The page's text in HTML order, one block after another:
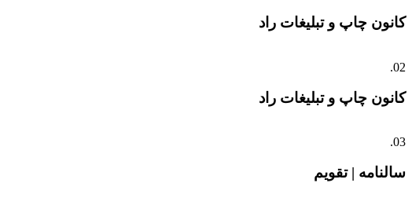
کانون چاپ و تبلیغات راد
02.
کانون چاپ و تبلیغات راد
03.
سالنامه | تقویم